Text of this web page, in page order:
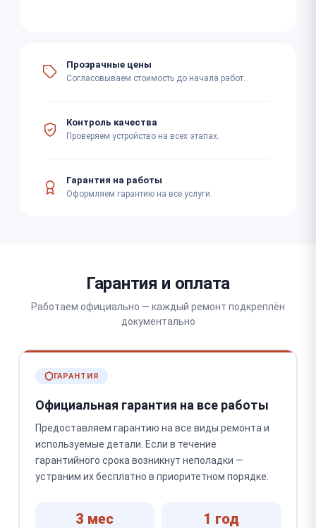
Прозрачные цены
Согласовываем стоимость до начала работ.
Контроль качества
Проверяем устройство на всех этапах.
Гарантия на работы
Оформляем гарантию на все услуги.
Гарантия и оплата
Работаем официально — каждый ремонт подкреплён
документально
ГАРАНТИЯ
Официальная гарантия на все работы
Предоставляем гарантию на все виды ремонта и
используемые детали. Если в течение
гарантийного срока возникнут неполадки —
устраним их бесплатно в приоритетном порядке.
3 мес 1 год